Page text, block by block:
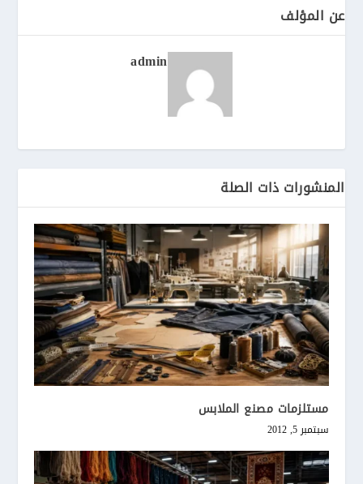
عن المؤلف
admin
المنشورات ذات الصلة
مستلزمات مصنع الملابس
سبتمبر 5, 2012